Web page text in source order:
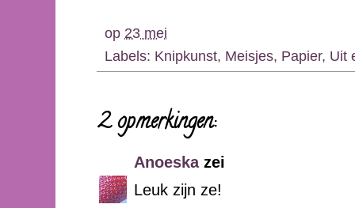
op 23 mei
Labels: Knipkunst, Meisjes, Papier, Uit
2 opmerkingen:
Anoeskazei
Leuk zijn ze!